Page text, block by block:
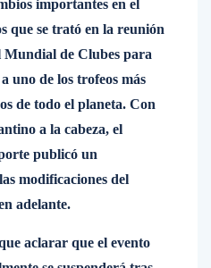
importantes en el
que se trató en la reunión
Mundial de Clubes para
uno de los trofeos más
de todo el planeta. Con
a la cabeza, el
publicó un
modificaciones del
adelante.
aclarar que el evento